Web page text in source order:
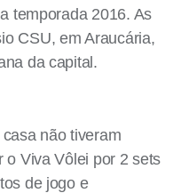
temporada 2016. As
CSU, em Araucária,
da capital.
não tiveram
o Viva Vôlei por 2 sets
de jogo e